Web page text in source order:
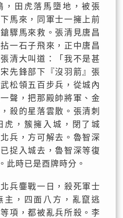
，田虎落馬墮地，被張
馬來，同軍士一擁上前
驟馬來救。張清見唐昌
一石子飛來，正中唐昌
清大叫道：「我不是甚
先鋒部下『沒羽箭』張
松領五百步兵，從城內
聲，把那殿帥將軍、金
殺的星落雲散。張清刺
虎，簇擁入城，閉了城
兵，方可解去。魯智深
捉入城去，魯智深等復
此時已是酉牌時分。
兵鏖戰一日，殺死軍士
主，四面八方，亂竄逃
項，都被亂兵所殺。李